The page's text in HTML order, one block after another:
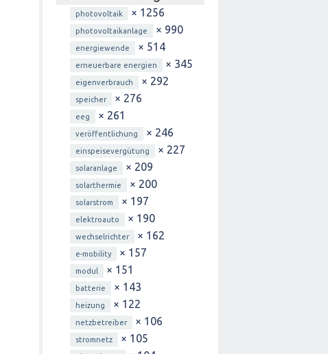
photovoltaik × 1256
photovoltaikanlage × 990
energiewende × 514
erneuerbare energien × 345
eigenverbrauch × 292
speicher × 276
eeg × 261
veröffentlichung × 246
einspeisevergütung × 227
solaranlage × 209
solarthermie × 200
solarstrom × 197
elektroauto × 190
wechselrichter × 162
e-mobility × 157
modul × 151
batterie × 143
heizung × 122
netzbetreiber × 106
stromnetz × 105